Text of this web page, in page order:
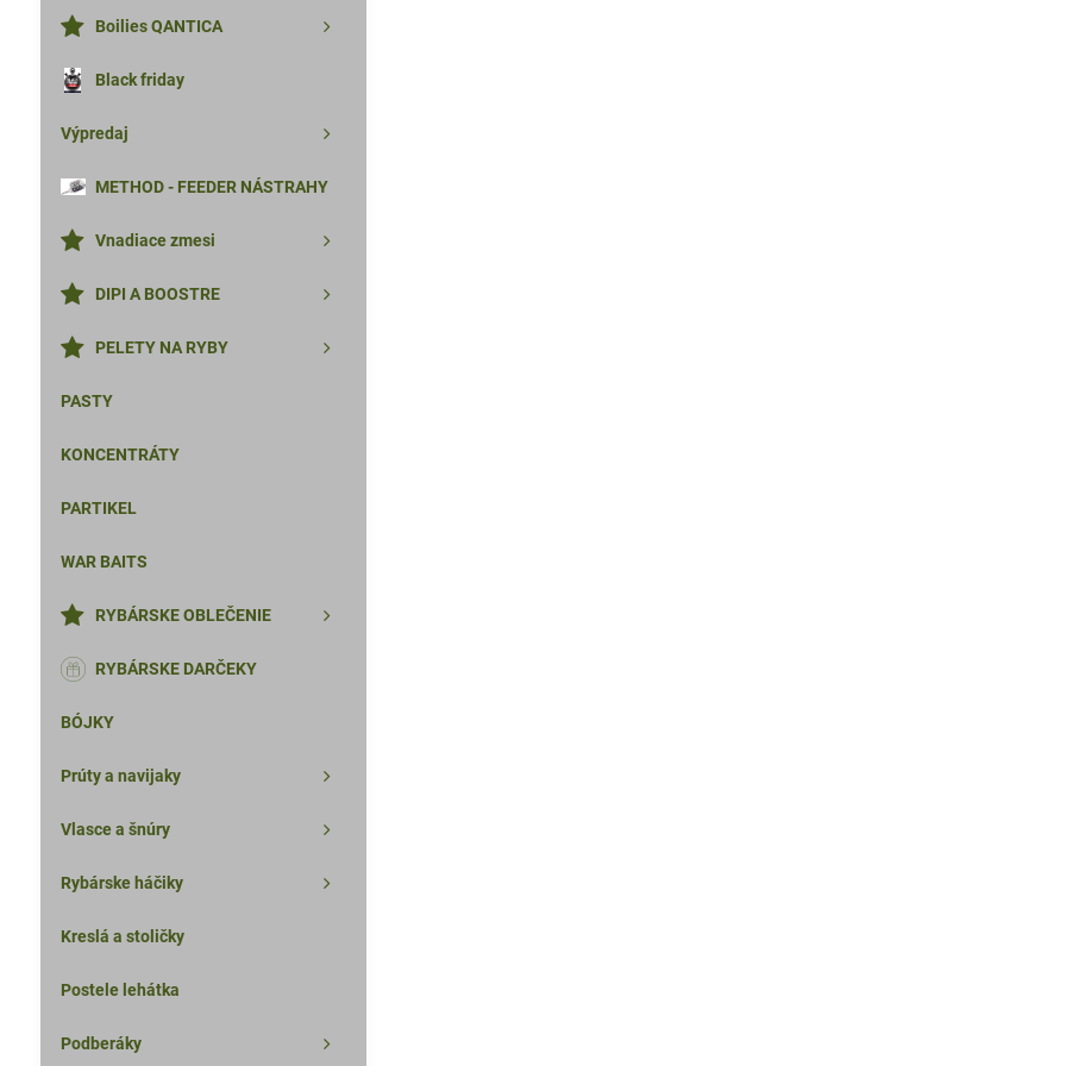
Boilies QANTICA
Black friday
Výpredaj
METHOD - FEEDER NÁSTRAHY
Vnadiace zmesi
DIPI A BOOSTRE
PELETY NA RYBY
PASTY
KONCENTRÁTY
PARTIKEL
WAR BAITS
RYBÁRSKE OBLEČENIE
RYBÁRSKE DARČEKY
BÓJKY
Prúty a navijaky
Vlasce a šnúry
Rybárske háčiky
Kreslá a stoličky
Postele lehátka
Podberáky